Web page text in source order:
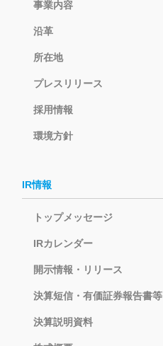
事業内容
沿革
所在地
プレスリリース
採用情報
環境方針
IR情報
トップメッセージ
IRカレンダー
開示情報・リリース
決算短信・有価証券報告書等
決算説明資料